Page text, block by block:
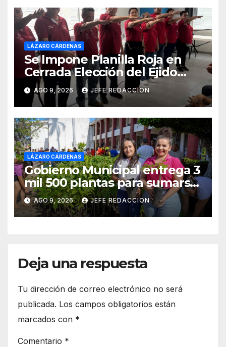
LÁZARO CÁRDENAS
Se Impone Planilla Roja en
Cerrada Elección del Ejido
Melchor Ocampo en Lázaro
Cárdenas
AGO 9, 2026 JEFE REDACCION
LÁZARO CÁRDENAS
Gobierno Municipal entrega 3
mil 500 plantas para sumarse
a la Jornada Nacional de
Reforestación
AGO 9, 2026 JEFE REDACCION
Deja una respuesta
Tu dirección de correo electrónico no será
publicada. Los campos obligatorios están
marcados con *
Comentario *